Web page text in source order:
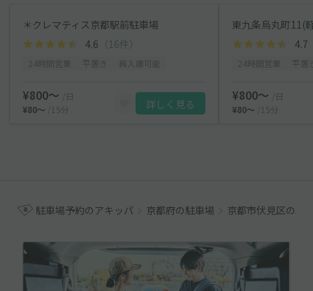
＊クレマティス京都駅前駐車場
4.6 （16件）
¥800〜
/日
¥80〜
/15分 詳しく見る
東九条烏丸町11(
4.7
¥800〜
/日
¥80〜
/15分
駐車場予約のアキッパ 京都府の駐車場 京都市伏見区の駐